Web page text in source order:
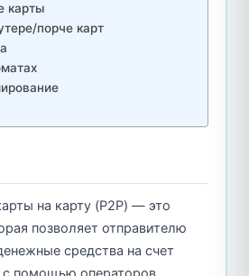
карты
порче карт
на карту (P2P) — это
позволяет отправителю
средства на счет